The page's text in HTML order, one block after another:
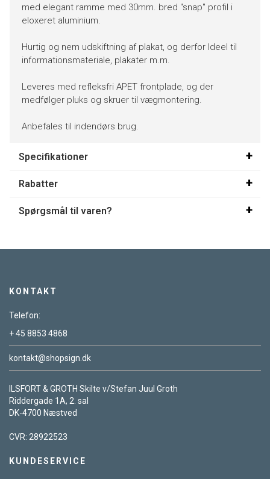
med elegant ramme med 30mm. bred "snap" profil i
eloxeret aluminium.
Hurtig og nem udskiftning af plakat, og derfor Ideel til
informationsmateriale, plakater m.m.
Leveres med refleksfri APET frontplade, og der
medfølger pluks og skruer til vægmontering.
Anbefales til indendørs brug.
Specifikationer
Rabatter
Spørgsmål til varen?
KONTAKT
Telefon:
+ 45 8853 4868
kontakt@shopsign.dk
ILSFORT & GROTH Skilte v/Stefan Juul Groth
Riddergade 1A, 2. sal
DK-4700 Næstved
CVR: 28922523
KUNDESERVICE